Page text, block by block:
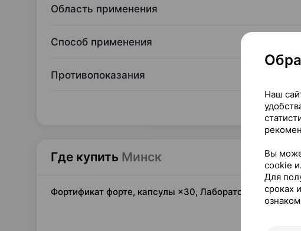
Область применения
Способ применения
Противопоказания
Где купить Минск
Фортификат форте, капсулы ×30, Лабораторис ликонса
Наш
Вы
cookie
Для
сроках